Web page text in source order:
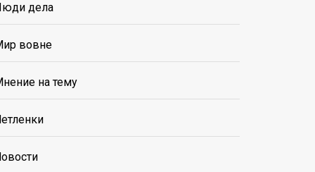
дела
вовне
на тему